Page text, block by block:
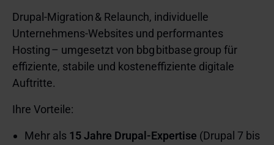
Drupal‑Migration & Relaunch, individuelle
Unternehmens‑Websites und performantes
Hosting – umgesetzt von bbg bitbase group für
effiziente, stabile und kosteneffiziente digitale
Auftritte.
Ihre Vorteile:
Mehr als 15 Jahre Drupal‑Expertise (Drupal 7 bis